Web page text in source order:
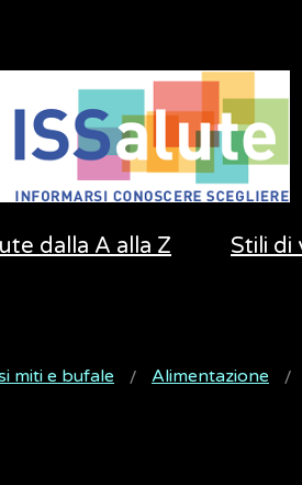
dalla A alla Z Stili di
miti e bufale Alimentazione